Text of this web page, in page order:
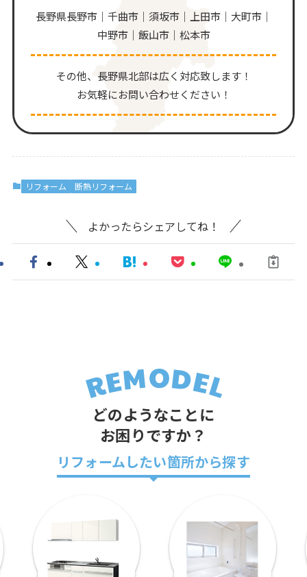
長野県長野市｜千曲市｜須坂市｜上田市｜大町市｜
中野市｜飯山市｜松本市
その他、⻑野県北部は広く対応致します！
お気軽にお問い合わせください！
リフォーム 断熱リフォーム
よかったらシェアしてね！
どのようなことに
お困りですか？
リフォームしたい箇所から探す